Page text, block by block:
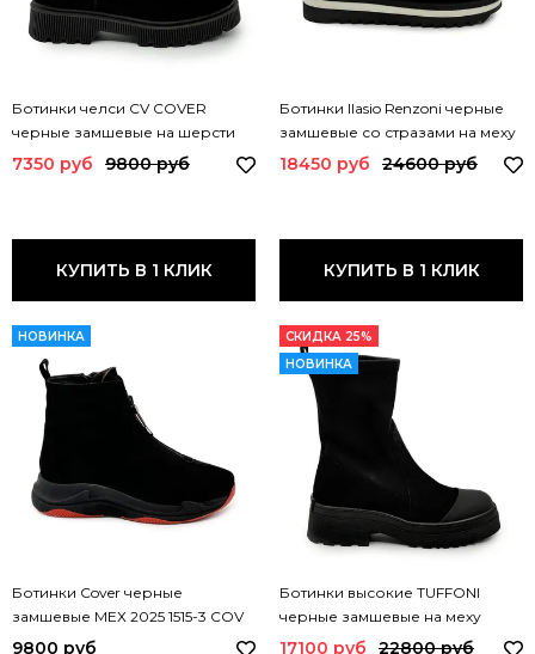
Ботинки челси CV COVER
черные замшевые на шерсти
365637-3 COV
7350 руб 9800 руб
КУПИТЬ В 1 КЛИК
Ботинки Ilasio Renzoni черные
замшевые со стразами на меху
M256 IR NERO
18450 руб 24600 руб
КУПИТЬ В 1 КЛИК
НОВИНКА
Ботинки Cover черные
замшевые МЕХ 2025 1515-3 COV
2025
9800 руб
СКИДКА 25%
НОВИНКА
Ботинки высокие TUFFONI
черные замшевые на меху
3624015VF TUF
17100 руб 22800 руб